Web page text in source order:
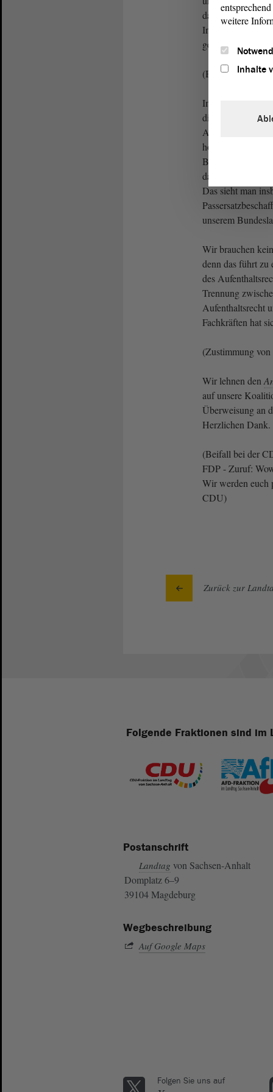
dass wir eigene
Integration
generelle Duldung
(Beifall bei der
Im Interesse
die
Asylbewerbern
hoffe, dass sich
Bundesebene
dafür ist eine
Das sieht man
unserem
Wir brauchen
denn das führt zu
des
Trennung
Aufenthaltsrecht
Fachkräften hat
(Zustimmung
Wir lehnen den
auf unsere
Überweisung an
Herzlichen Dank.
(Beifall bei der
FDP - Zuruf:
Wir werden euch
CDU)
Zurück zur
Folgende Fraktionen sind im
Postanschrift
Landtag von Sachsen-Anhalt
Domplatz 6–9
39104 Magdeburg
Wegbeschreibung
Auf Google Maps
Folgen Sie uns auf
weitere
Inhalte